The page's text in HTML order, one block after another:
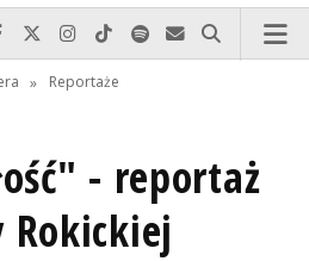
po prostu do nas zadzwoń
Odwiedź nas na Facebook-u
Odwiedź nas na X
Odwiedź nas na Instagram-ie
Odwiedź nas na TikTok-u
Szukaj nas na Spotify
Wyślij do nas
Szukaj
» Reportaże
- reportaż